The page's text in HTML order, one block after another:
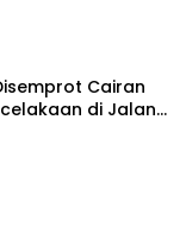
Cairan
di Jalan